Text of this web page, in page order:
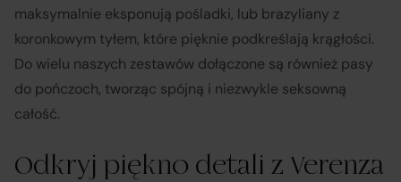
maksymalnie eksponują pośladki, lub brazyliany z
koronkowym tyłem, które pięknie podkreślają krągłości.
Do wielu naszych zestawów dołączone są również pasy
do pończoch, tworząc spójną i niezwykle seksowną
całość.
Odkryj piękno detali z Verenza